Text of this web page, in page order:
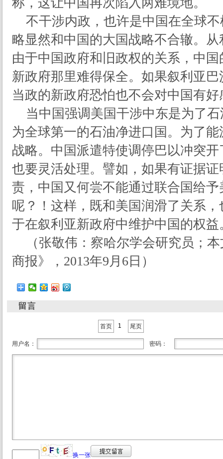
不干涉内政，也许是中国在全球
略显然和中国的大国战略不合辙。
由于中国政府和旧政权的关系，中
新政府那里难得保全。如果叙利亚
当政的新政府恐怕也不会对中国有好
当中国强调美国干涉中东是为了
为全球第一的石油净进口国。为了
战略。中国派遣特使调停巴以冲突
也要灵活处理。譬如，如果有证据
责，中国又何尝不能通过联合国给
呢？！这样，既和美国润滑了关系
于在叙利亚新政府中维护中国的权益
（张敬伟：察哈尔学会研究员；
商报》，2013年9月6日）
首页 1 尾页
用户名： 密码：
换一张